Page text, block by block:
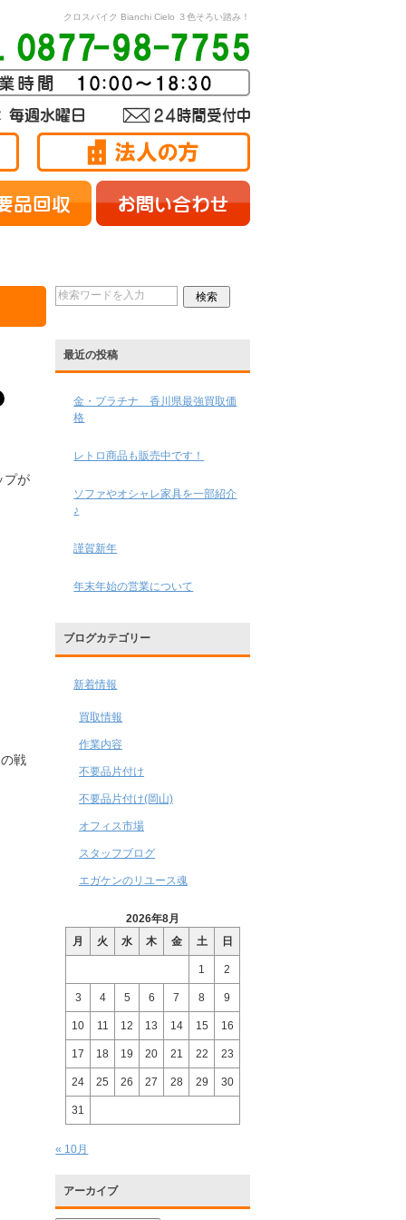
クロスバイク Bianchi Cielo ３色そろい踏み！
プが
戦
最近の投稿
金・プラチナ 香川県最強買取価
格
レトロ商品も販売中です！
ソファやオシャレ家具を一部紹介
♪
謹賀新年
年末年始の営業について
ブログカテゴリー
新着情報
買取情報
作業内容
不要品片付け
不要品片付け(岡山)
オフィス市場
スタッフブログ
エガケンのリユース魂
2026年8月
月
火 水 木 金 土 日
1 2
3 4 5 6 7 8 9
10 11 12 13 14 15 16
17 18 19 20 21 22 23
24 25 26 27 28 29 30
31
« 10月
アーカイブ